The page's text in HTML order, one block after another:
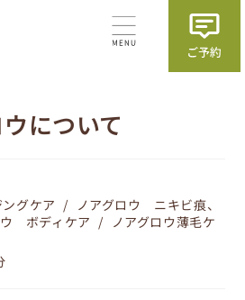
について
グケア / ノアグロウ ニキビ痕、
ボディケア / ノアグロウ薄毛ケ